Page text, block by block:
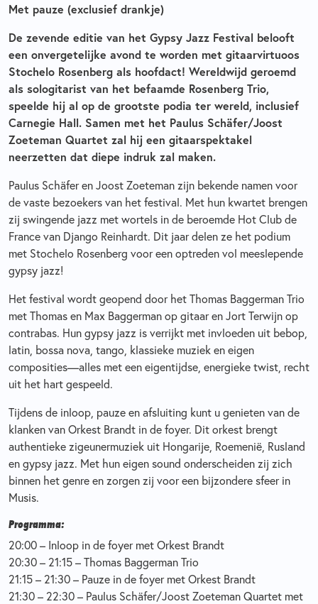
De zevende editie van het Gypsy Jazz Festival belooft
een onvergetelijke avond te worden met gitaarvirtuoos
Stochelo Rosenberg als hoofdact! Wereldwijd geroemd
als sologitarist van het befaamde Rosenberg Trio,
speelde hij al op de grootste podia ter wereld, inclusief
Carnegie Hall. Samen met het Paulus Schäfer/Joost
Zoeteman Quartet zal hij een gitaarspektakel
neerzetten dat diepe indruk zal maken.
Paulus Schäfer en Joost Zoeteman zijn bekende namen voor
de vaste bezoekers van het festival. Met hun kwartet brengen
zij swingende jazz met wortels in de beroemde Hot Club de
France van Django Reinhardt. Dit jaar delen ze het podium
met Stochelo Rosenberg voor een optreden vol meeslepende
gypsy jazz!
Het festival wordt geopend door het Thomas Baggerman Trio
met Thomas en Max Baggerman op gitaar en Jort Terwijn op
contrabas. Hun gypsy jazz is verrijkt met invloeden uit bebop,
latin, bossa nova, tango, klassieke muziek en eigen
composities—alles met een eigentijdse, energieke twist, recht
uit het hart gespeeld.
Tijdens de inloop, pauze en afsluiting kunt u genieten van de
klanken van Orkest Brandt in de foyer. Dit orkest brengt
authentieke zigeunermuziek uit Hongarije, Roemenië, Rusland
en gypsy jazz. Met hun eigen sound onderscheiden zij zich
binnen het genre en zorgen zij voor een bijzondere sfeer in
Musis.
Programma:
20:00 – Inloop in de foyer met Orkest Brandt
20:30 – 21:15 – Thomas Baggerman Trio
21:15 – 21:30 – Pauze in de foyer met Orkest Brandt
21:30 – 22:30 – Paulus Schäfer/Joost Zoeteman Quartet met
Met pauze (exclusief drankje)